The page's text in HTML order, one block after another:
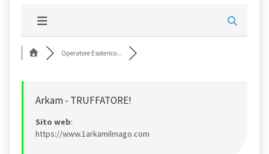
Operatore Esoterico...
Arkam - TRUFFATORE!
Sito web:
https://www.1arkamilmago.com